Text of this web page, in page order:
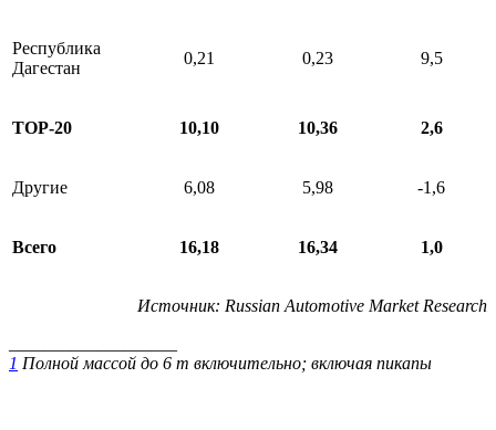
Республика
Дагестан
0,21 0,23 9,5
ТОР-20 10,10 10,36 2,6
Другие 6,08 5,98 -1,6
Всего 16,18 16,34 1,0
Источник: Russian Automotive Market Research
1 Полной массой до 6 т включительно; включая пикапы